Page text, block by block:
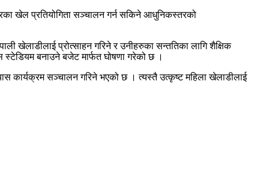
खेल प्रतियोगिता सञ्चालन गर्न सकिने आधुनिकस्तरको
खेलाडीलाई प्रोत्साहन गरिने र उनीहरुका सन्ततिका लागि शैक्षिक
स्टेडियम बनाउने बजेट मार्फत घोषणा गरेको छ ।
कार्यक्रम सञ्चालन गरिने भएको छ । त्यस्तै उत्कृष्ट महिला खेलाडीलाई